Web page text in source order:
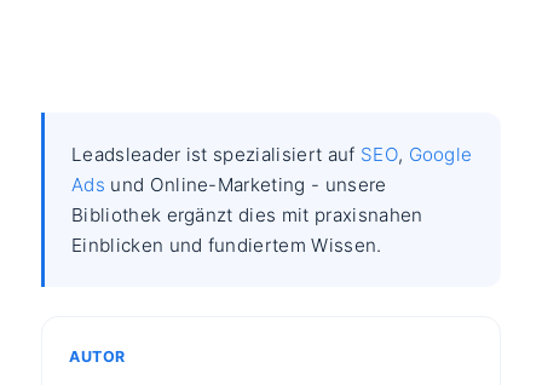
Leadsleader ist spezialisiert auf SEO, Google
Ads und Online-Marketing - unsere
Bibliothek ergänzt dies mit praxisnahen
Einblicken und fundiertem Wissen.
AUTOR